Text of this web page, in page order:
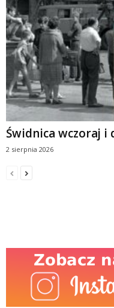
Świdnica wczoraj i
2 sierpnia 2026